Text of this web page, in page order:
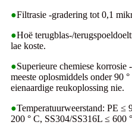
●Filtrasie -gradering tot 0,1
●Hoë terugblas-/
lae koste.
●Superieure chemiese korrosie
meeste oplosmiddels onder 90
eienaardige reukoplossing nie.
●Temperatuurweerstand: PE ≤
200 ° C, SS304/SS316L ≤ 600